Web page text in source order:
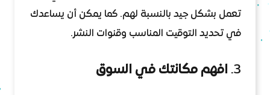
تعمل بشكل جيد بالنسبة لهم. كما يمكن أن يساعدك
في تحديد التوقيت المناسب وقنوات النشر.
3. افهم مكانتك في السوق